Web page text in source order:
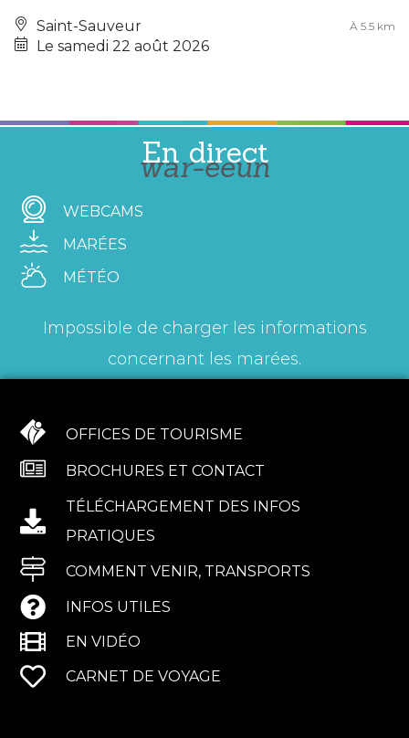
Saint-Sauveur À 5.5 km
Le samedi 22 août 2026
En direct
war-eeun
WEBCAMS
MARÉES
MÉTÉO
Impossible de charger les informations
concernant les marées.
OFFICES DE TOURISME
BROCHURES ET CONTACT
TÉLÉCHARGEMENT DES INFOS
PRATIQUES
COMMENT VENIR, TRANSPORTS
INFOS UTILES
EN VIDÉO
CARNET DE VOYAGE